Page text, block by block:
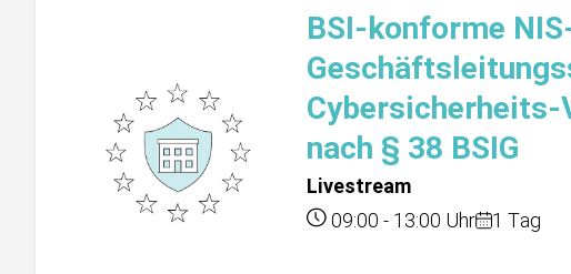
BSI-konforme
Cybersicherheits-
nach § 38 BSIG
Livestream
09:00 - 13:00 Uhr 1 Tag